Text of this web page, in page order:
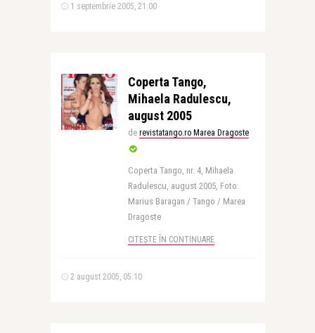
1 septembrie 2005, 21:00
Coperta Tango,
Mihaela Radulescu,
august 2005
de revistatango.ro Marea Dragoste
Coperta Tango, nr. 4, Mihaela
Radulescu, august 2005, Foto:
Marius Baragan / Tango / Marea
Dragoste
CITEȘTE ÎN CONTINUARE
2 august 2005, 05:10